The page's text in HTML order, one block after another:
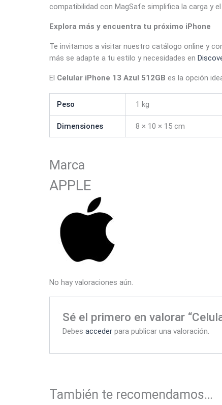
compatibilidad con MagSafe simplifica la carga y
Explora más y encuentra tu próximo iPhone
Te invitamos a visitar nuestro catálogo online y
más se adapte a tu estilo y necesidades en
El Celular iPhone 13 Azul 512GB es la opción
Peso 1 kg
Dimensiones 8 × 10 × 15 cm
Marca
APPLE
No hay valoraciones aún.
Sé el primero en valorar
Debesacceder para publicar una valoración.
También te recomendamos…